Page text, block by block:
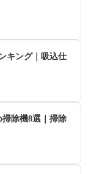
キング｜吸込仕
掃除機8選｜掃除